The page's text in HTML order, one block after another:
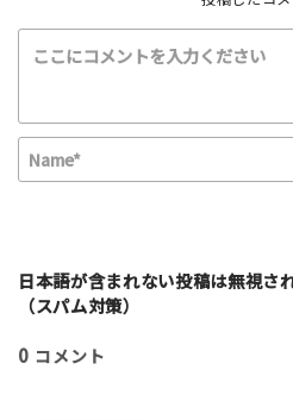
スケートボード
イン
スクーター
その他
最高！
最悪
該当する項目を選択して下さい（
上級者向け
初心者向け
利用者多い
利用者少
セクション多い
i日本語が含まれない投稿は無視さ
（スパム対策）
0 コメント